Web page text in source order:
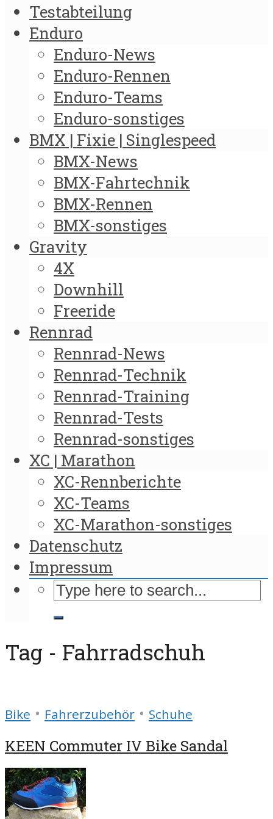
Testabteilung
Enduro
Enduro-News
Enduro-Rennen
Enduro-Teams
Enduro-sonstiges
BMX | Fixie | Singlespeed
BMX-News
BMX-Fahrtechnik
BMX-Rennen
BMX-sonstiges
Gravity
4X
Downhill
Freeride
Rennrad
Rennrad-News
Rennrad-Technik
Rennrad-Training
Rennrad-Tests
Rennrad-sonstiges
XC | Marathon
XC-Rennberichte
XC-Teams
XC-Marathon-sonstiges
Datenschutz
Impressum
Tag - Fahrradschuh
Bike • Fahrerzubehör • Schuhe
KEEN Commuter IV Bike Sandal